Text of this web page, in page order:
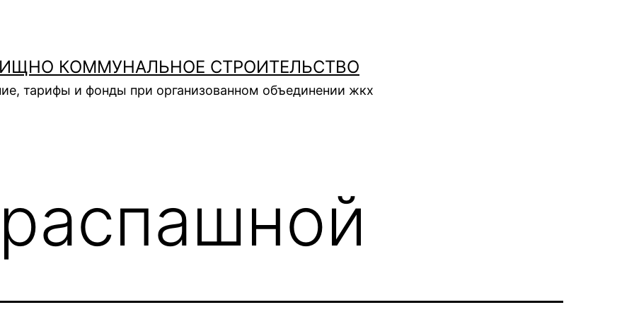
КОММУНАЛЬНОЕ СТРОИТЕЛЬСТВО
тарифы и фонды при организованном объединении жкх
распашной